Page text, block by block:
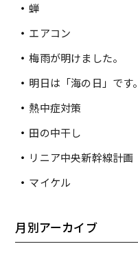
蝉
エアコン
梅雨が明けました。
明日は「海の日」です。
熱中症対策
田の中干し
リニア中央新幹線計画
マイケル
月別アーカイブ